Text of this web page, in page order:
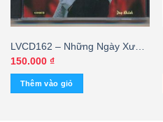
LVCD162 – Những Ngày Xưa
Thân Ái – Duy Khánh
150.000 ₫
Thêm vào giỏ